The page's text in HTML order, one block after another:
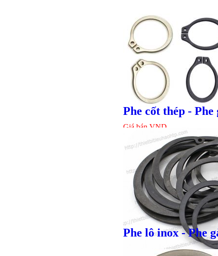
Bulong lục giác
Giá bán VND
Phe cốt thép -
Phe lô inox - Phe